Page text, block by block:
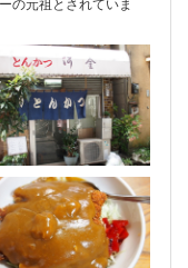
の元祖とされていま